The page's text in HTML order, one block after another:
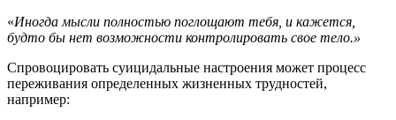
«Иногда мысли полностью поглощают тебя, и кажется,
будто бы нет возможности контролировать свое тело.»
Спровоцировать суицидальные настроения может процесс
переживания определенных жизненных трудностей,
например: